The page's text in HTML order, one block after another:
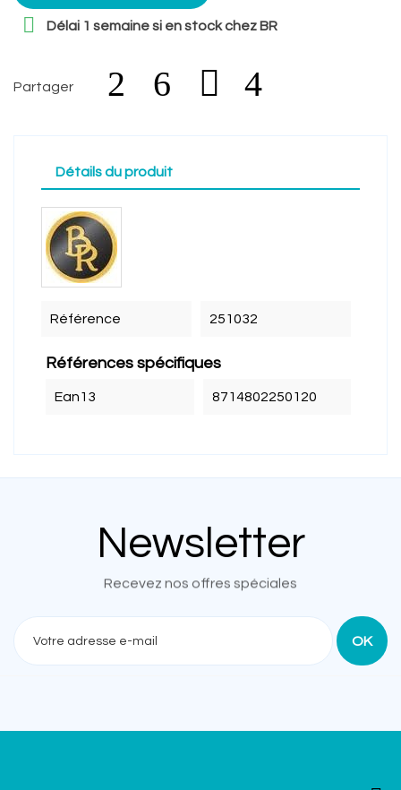
 Délai 1 semaine si en stock chez BR
Partager
Détails du produit
Référence 251032
Références spécifiques
Ean13 8714802250120
Newsletter
Recevez nos offres spéciales